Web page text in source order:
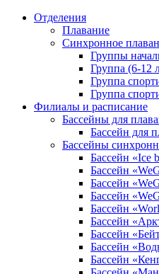
Отделения
Плавание
Синхронное
Группы
Группа (6-12
Группа
Группа
Филиалы и расписание
Бассейны для
Бассейн для
Бассейны
Бассейн «Ice
Бассейн
Бассейн
Бассейн
Бассейн
Бассейн
Бассейн
Бассейн
Бассейн